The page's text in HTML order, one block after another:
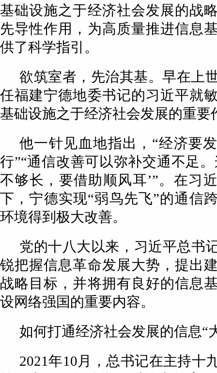
基础设施之于经济社会发展的战
先导性作用，为高质量推进信息
供了科学指引。
欲筑室者，先治其基。早在上
任福建宁德地委书记的习近平就
基础设施之于经济社会发展的重要
他一针见血地指出，“经济要
行”“通信改善可以弥补交通不足
不够长，要借助顺风耳’”。在习
下，宁德实现“弱鸟先飞”的通信
环境得到极大改善。
党的十八大以来，习近平总书
锐把握信息革命发展大势，提出
战略目标，并将拥有良好的信息
设网络强国的重要内容。
如何打通经济社会发展的信息“
2021年10月，总书记在主持十